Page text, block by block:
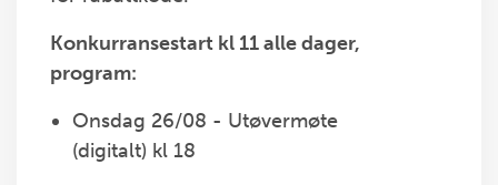
Konkurransestart kl 11 alle dager,
program:
Onsdag 26/08 - Utøvermøte
(digitalt) kl 18